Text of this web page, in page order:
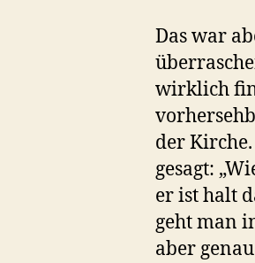
Das war
wirklich
der
gesagt:
er ist halt
geht man
aber